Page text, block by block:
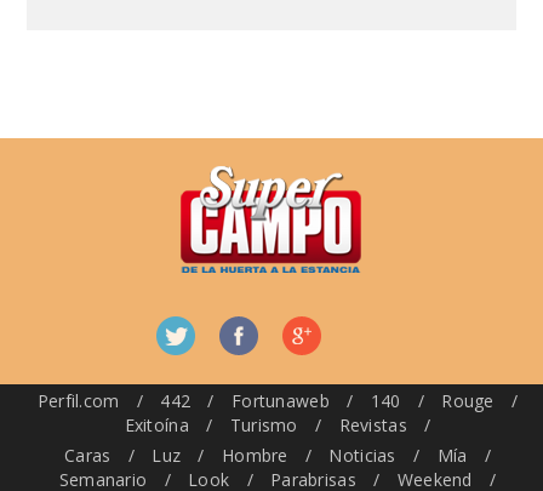
Perfil.com / 442 / Fortunaweb / 140 / Rouge
/
Exitoína
/ Turismo / Revistas
/
Caras
/ Luz / Hombre / Noticias / Mía
/
Semanario
/ Look / Parabrisas / Weekend /